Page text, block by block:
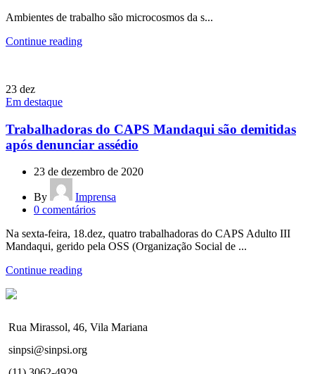
Ambientes de trabalho são microcosmos da s...
Continue reading
23 dez
Em destaque
Trabalhadoras do CAPS Mandaqui são demitidas
após denunciar assédio
23 de dezembro de 2020
By
Imprensa
0 comentários
Na sexta-feira, 18.dez, quatro trabalhadoras do CAPS Adulto III
Mandaqui, gerido pela OSS (Organização Social de ...
Continue reading
Rua Mirassol, 46, Vila Mariana
sinpsi@sinpsi.org